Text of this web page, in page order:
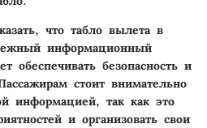
что табло вылета в
информационный
обеспечивать безопасность и
стоит внимательно
информацией, так как это
и организовать свои